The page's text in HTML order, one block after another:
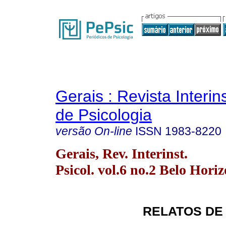
Gerais : Revista
de Psicologia
versão On-line ISSN 1983-8220
Gerais, Rev. Interinst.
Psicol. vol.6 no.2 Belo
RELATOS